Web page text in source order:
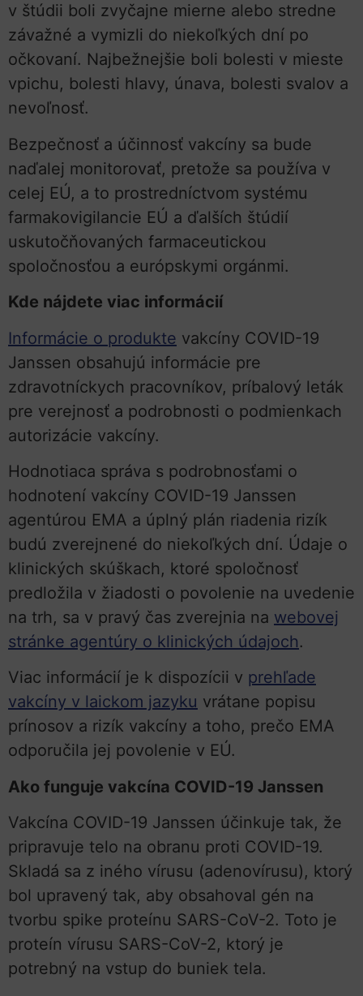
v štúdii boli zvyčajne mierne alebo stredne
závažné a vymizli do niekoľkých dní po
očkovaní. Najbežnejšie boli bolesti v mieste
vpichu, bolesti hlavy, únava, bolesti svalov a
nevoľnosť.
Bezpečnosť a účinnosť vakcíny sa bude
naďalej monitorovať, pretože sa používa v
celej EÚ, a to prostredníctvom systému
farmakovigilancie EÚ a ďalších štúdií
uskutočňovaných farmaceutickou
spoločnosťou a európskymi orgánmi.
Kde nájdete viac informácií
Informácie o produkte vakcíny COVID-19
Janssen obsahujú informácie pre
zdravotníckych pracovníkov, príbalový leták
pre verejnosť a podrobnosti o podmienkach
autorizácie vakcíny.
Hodnotiaca správa s podrobnosťami o
hodnotení vakcíny COVID-19 Janssen
agentúrou EMA a úplný plán riadenia rizík
budú zverejnené do niekoľkých dní. Údaje o
klinických skúškach, ktoré spoločnosť
predložila v žiadosti o povolenie na uvedenie
na trh, sa v pravý čas zverejnia na webovej
stránke agentúry o klinických údajoch.
Viac informácií je k dispozícii v prehľade
vakcíny v laickom jazyku vrátane popisu
prínosov a rizík vakcíny a toho, prečo EMA
odporučila jej povolenie v EÚ.
Ako funguje vakcína COVID-19 Janssen
Vakcína COVID-19 Janssen účinkuje tak, že
pripravuje telo na obranu proti COVID-19.
Skladá sa z iného vírusu (adenovírusu), ktorý
bol upravený tak, aby obsahoval gén na
tvorbu spike proteínu SARS-CoV-2. Toto je
proteín vírusu SARS-CoV-2, ktorý je
potrebný na vstup do buniek tela.